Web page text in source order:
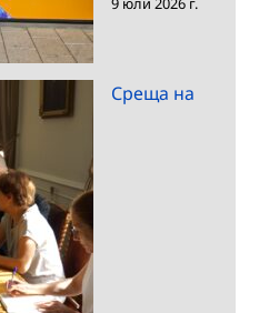
Среща на